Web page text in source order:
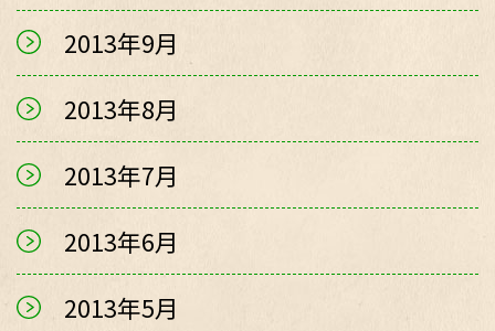
2013年9月
2013年8月
2013年7月
2013年6月
2013年5月